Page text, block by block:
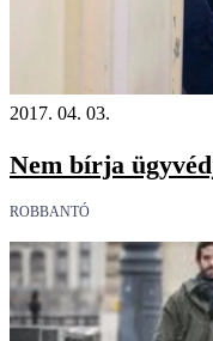
2017. 04. 03.
Nem bírja
ROBBANTÓ